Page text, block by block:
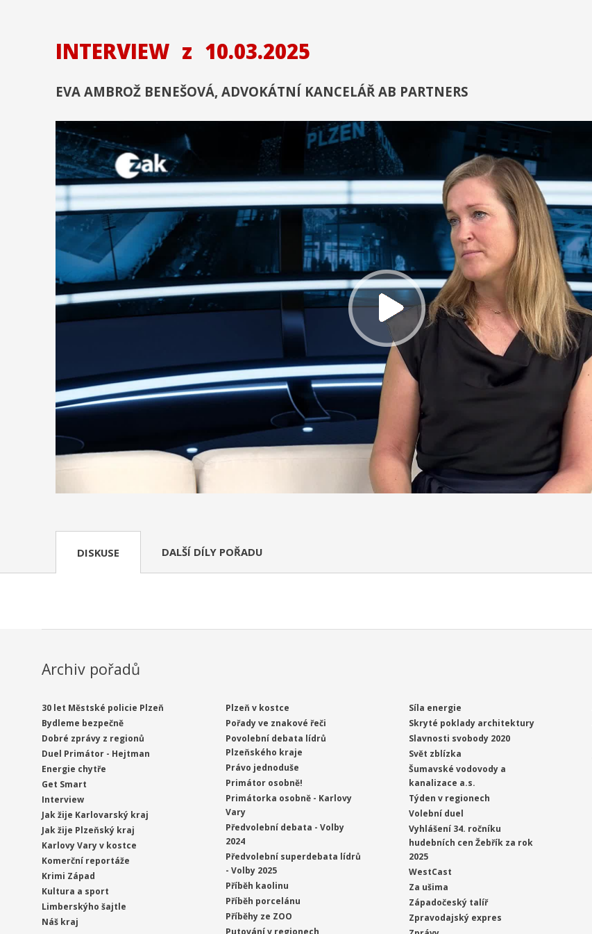
INTERVIEW z 10.03.2025
EVA AMBROŽ BENEŠOVÁ, ADVOKÁTNÍ KANCELÁŘ AB PARTNERS
DISKUSE DALŠÍ DÍLY POŘADU
Archiv pořadů
30 let Městské policie Plzeň
Bydleme bezpečně
Dobré zprávy z regionů
Duel Primátor - Hejtman
Energie chytře
Get Smart
Interview
Jak žije Karlovarský kraj
Jak žije Plzeňský kraj
Karlovy Vary v kostce
Komerční reportáže
Krimi Západ
Kultura a sport
Limberskýho šajtle
Náš kraj
Plzeň v kostce
Pořady ve znakové řeči
Povolební debata lídrů
Plzeňského kraje
Právo jednoduše
Primátor osobně!
Primátorka osobně - Karlovy
Vary
Předvolební debata - Volby
2024
Předvolební superdebata lídrů
- Volby 2025
Příběh kaolinu
Příběh porcelánu
Příběhy ze ZOO
Síla energie
Skryté poklady architektury
Slavnosti svobody 2020
Svět zblízka
Šumavské vodovody a
kanalizace a.s.
Týden v regionech
Volební duel
Vyhlášení 34. ročníku
hudebních cen Žebřík za rok
2025
WestCast
Za ušima
Západočeský talíř
Zpravodajský expres